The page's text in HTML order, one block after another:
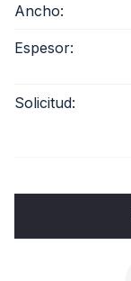
Ancho:
Espesor:
Solicitud: